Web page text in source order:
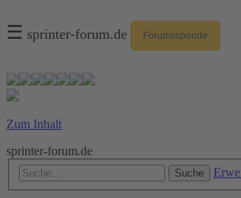
☰ sprinter-forum.de Forumsspende
Zum Inhalt
sprinter-forum.de
Suche